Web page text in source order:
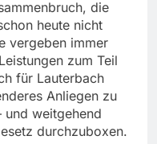
die
heute nicht
vergeben immer
zum Teil
für Lauterbach
Anliegen zu
und weitgehend
durchzuboxen.